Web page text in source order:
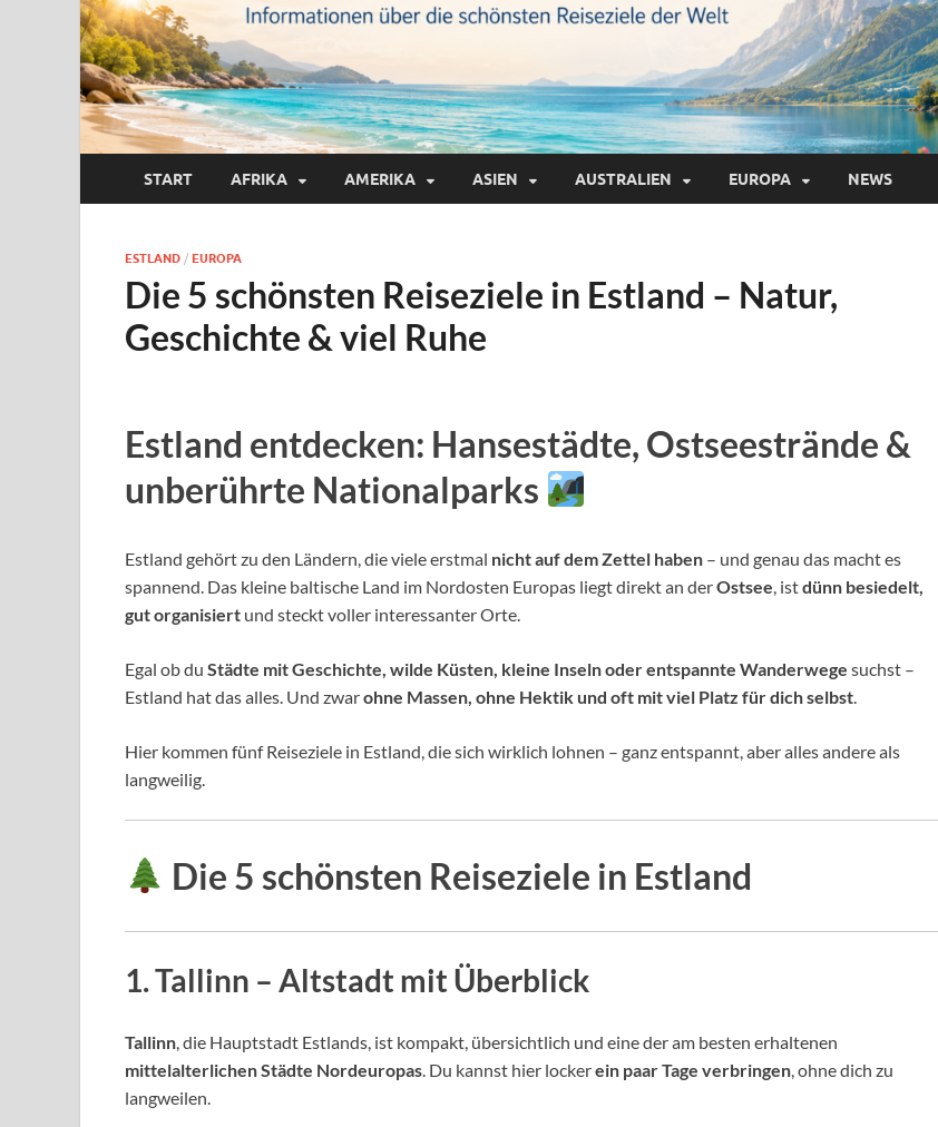
START AFRIKA AMERIKA ASIEN AUSTRALIEN EUROPA NEWS
ESTLAND / EUROPA
Die 5 schönsten Reiseziele in Estland – Natur,
Geschichte & viel Ruhe
Estland entdecken: Hansestädte, Ostseestrände &
unberührte Nationalparks
Estland gehört zu den Ländern, die viele erstmal nicht auf dem Zettel haben – und genau das macht es
spannend. Das kleine baltische Land im Nordosten Europas liegt direkt an derOstsee, istdünn besiedelt,
gut organisiert und steckt voller interessanter Orte.
Egal ob du Städte mit Geschichte, wilde Küsten, kleine Inseln oder entspannte Wanderwege suchst –
Estland hat das alles. Und zwarohne Massen, ohne Hektik und oft mit viel Platz für dich selbst.
Hier kommen fünf Reiseziele in Estland, die sich wirklich lohnen – ganz entspannt, aber alles andere als
langweilig.
Die 5 schönsten Reiseziele in Estland
1.Tallinn – Altstadt mit Überblick
Tallinn, die Hauptstadt Estlands, ist kompakt, übersichtlich und eine der am besten erhaltenen
mittelalterlichen Städte Nordeuropas. Du kannst hier lockerein paar Tage verbringen, ohne dich zu
langweilen.